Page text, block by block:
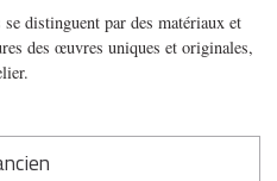
distinguent par des matériaux et
des œuvres uniques et originales,